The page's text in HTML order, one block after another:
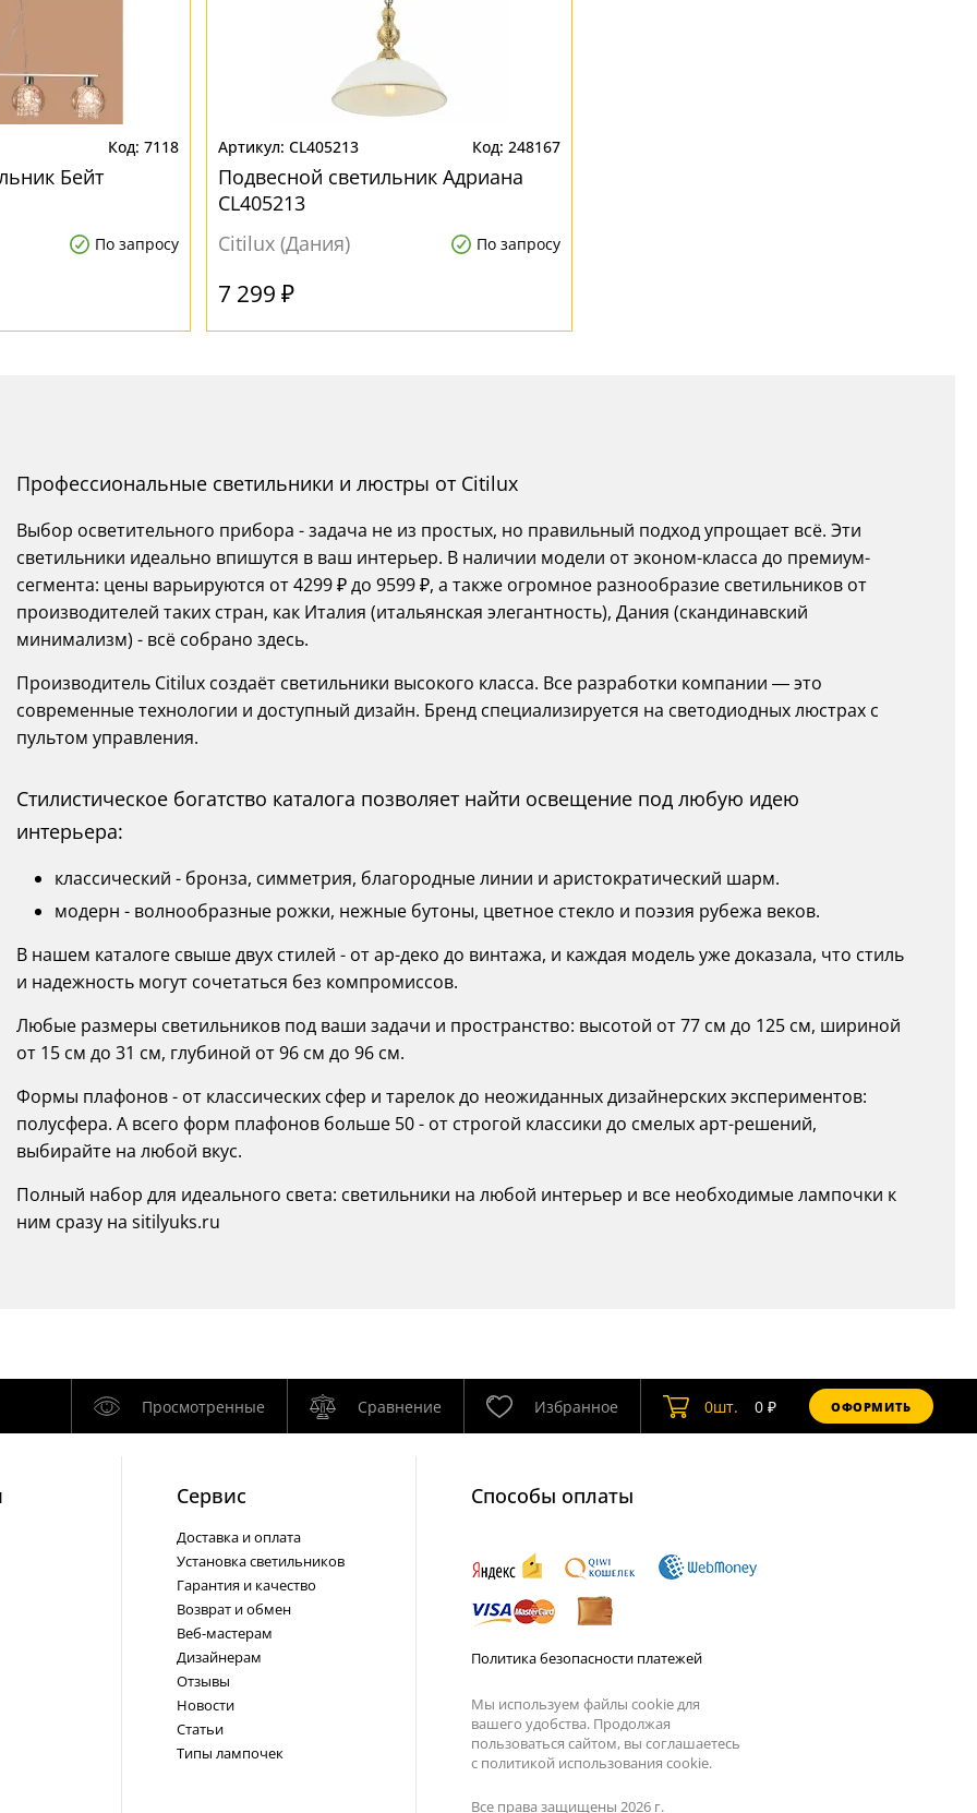
7118
Бейт
По запросу
CL405213 248167
Подвесной светильник Адриана
CL405213
Citilux (Дания)
По запросу
7 299 ₽
Профессиональные светильники и люстры от Citilux
Выбор осветительного прибора - задача не из простых, но правильный подход упрощает всё. Эти
светильники идеально впишутся в ваш интерьер. В наличии модели от эконом-класса до премиум-
сегмента: цены варьируются от 4299 ₽ до 9599 ₽, а также огромное разнообразие светильников от
производителей таких стран, как Италия (итальянская элегантность), Дания (скандинавский
минимализм) - всё собрано здесь.
Производитель Citilux создаёт светильники высокого класса. Все разработки компании — это
современные технологии и доступный дизайн. Бренд специализируется на светодиодных люстрах с
пультом управления.
Стилистическое богатство каталога позволяет найти освещение под любую идею
интерьера:
классический - бронза, симметрия, благородные линии и аристократический шарм.
модерн - волнообразные рожки, нежные бутоны, цветное стекло и поэзия рубежа веков.
В нашем каталоге свыше двух стилей - от ар-деко до винтажа, и каждая модель уже доказала, что стиль
и надежность могут сочетаться без компромиссов.
Любые размеры светильников под ваши задачи и пространство: высотой от 77 см до 125 см, шириной
от 15 см до 31 см, глубиной от 96 см до 96 см.
Формы плафонов - от классических сфер и тарелок до неожиданных дизайнерских экспериментов:
полусфера. А всего форм плафонов больше 50 - от строгой классики до смелых арт-решений,
выбирайте на любой вкус.
Полный набор для идеального света: светильники на любой интерьер и все необходимые лампочки к
ним сразу на sitilyuks.ru
Просмотренные Сравнение Избранное 0шт. 0₽ ОФОРМИТЬ
Cервис
Доставка и оплата
Установка светильников
Гарантия и качество
Возврат и обмен
Веб-мастерам
Дизайнерам
Отзывы
Новости
Статьи
Типы лампочек
Способы оплаты
Политика безопасности платежей
Мы используем файлы cookie для
вашего удобства. Продолжая
пользоваться сайтом, вы соглашаетесь
с политикой использования cookie.
Все права защищены 2026 г.